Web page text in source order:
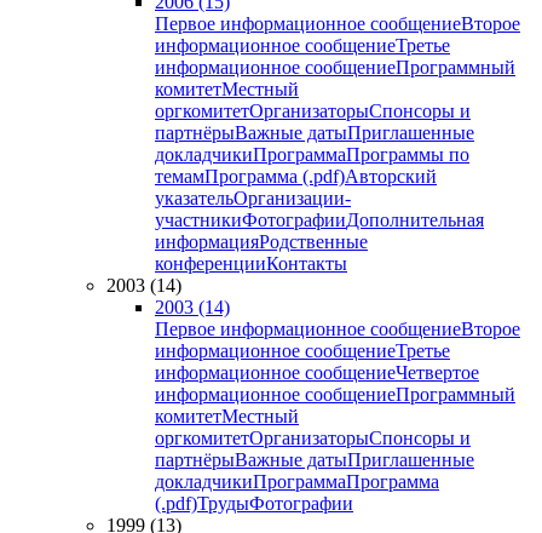
Первое информационное сообщениеВторое
информационное сообщениеТретье
информационное сообщениеПрограммный
комитетМестный
оргкомитетОрганизаторыСпонсоры и
партнёрыВажные датыПриглашенные
докладчикиПрограммаПрограммы по
темамПрограмма (.pdf)Авторский
указательОрганизации-
участникиФотографииДополнительная
информацияРодственные
конференцииКонтакты
2003 (14)
2003 (14)
Первое информационное сообщениеВторое
информационное сообщениеТретье
информационное сообщениеЧетвертое
информационное сообщениеПрограммный
комитетМестный
оргкомитетОрганизаторыСпонсоры и
партнёрыВажные датыПриглашенные
докладчикиПрограммаПрограмма
(.pdf)ТрудыФотографии
1999 (13)